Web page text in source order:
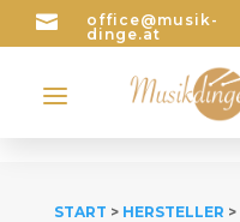

office@musik-
dinge.at
a
START > HERSTELLER >